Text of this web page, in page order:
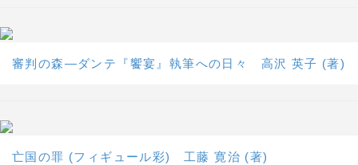
審判の森―ダンテ『饗宴』執筆への日々 高沢 英子 (著)
亡国の罪 (フィギュール彩) 工藤 寛治 (著)